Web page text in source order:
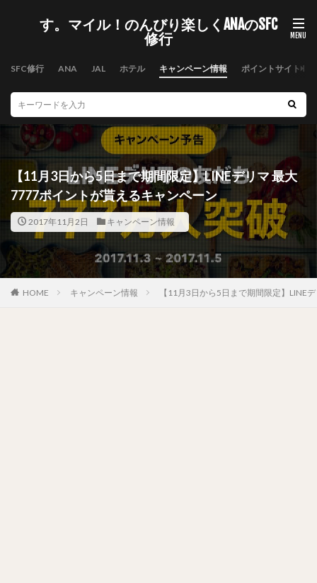
す。マイル！のんびり楽しくANAのSFC
修行
SFC修行 ANA JAL ホテル キャンペーン情報 ポイントサイト
【11月3日から5日まで期間限定】LINEデリマ 最大
7777ポイントが貰えるキャンペーン
2017年11月2日 キャンペーン情報
HOME キャンペーン情報 【11月3日から5日まで期間限定】LINE